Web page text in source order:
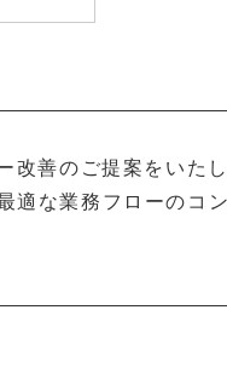
善のご提案をいたし
適な業務フローのコ